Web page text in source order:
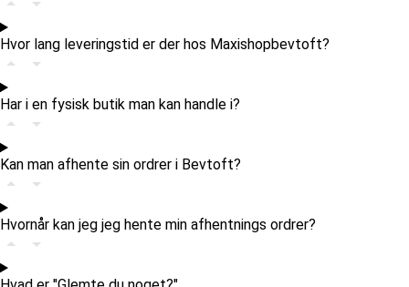
Hvor lang leveringstid er der hos Maxishopbevtoft?
Har i en fysisk butik man kan handle i?
Kan man afhente sin ordrer i Bevtoft?
Hvornår kan jeg jeg hente min afhentnings ordrer?